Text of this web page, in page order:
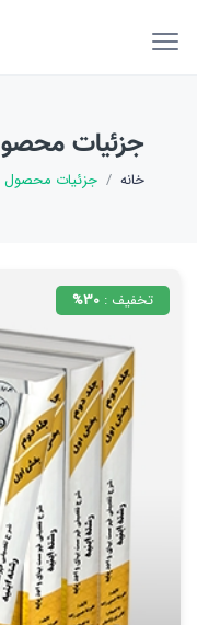
جزئیات محصول
خانه جزئیات محصول
تخفیف :30%